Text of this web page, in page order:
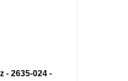
- 2635-024 -